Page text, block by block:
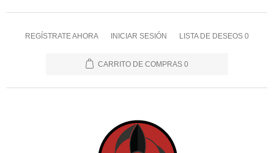
REGÍSTRATE AHORA INICIAR SESIÓN LISTA DE DESEOS 0
CARRITO DE COMPRAS 0